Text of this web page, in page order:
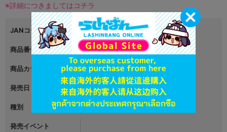
※詳細につきましてはコチラ
JANコード 4589675715618
商品番号 L06092732
商品カテゴリ グッズ
発売日 2024年02月07日
種別 フィギュア
発売イベント